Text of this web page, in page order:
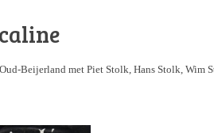
Beijerland met Piet Stolk, Hans Stolk, Wim